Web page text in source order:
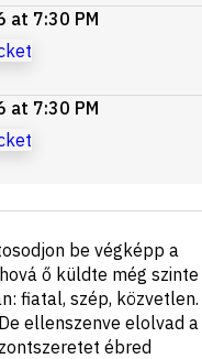
at 7:30 PM
at 7:30 PM
be végképp a
ő küldte még szinte
fiatal, szép, közvetlen.
ellenszenve elolvad a
ébred